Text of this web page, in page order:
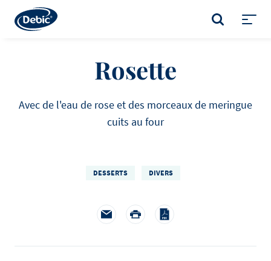
main
RECHERCHER
Rosette
Avec de l'eau de rose et des morceaux de meringue
cuits au four
DESSERTS DIVERS